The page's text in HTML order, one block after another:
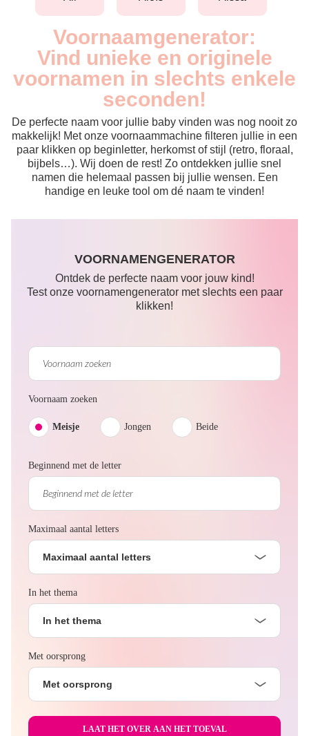
Voornaamgenerator:
Vind unieke en originele
voornamen in slechts enkele
seconden!
De perfecte naam voor jullie baby vinden was nog nooit zo
makkelijk! Met onze voornaammachine filteren jullie in een
paar klikken op beginletter, herkomst of stijl (retro, floraal,
bijbels…). Wij doen de rest! Zo ontdekken jullie snel
namen die helemaal passen bij jullie wensen. Een
handige en leuke tool om dé naam te vinden!
VOORNAMENGENERATOR
Ontdek de perfecte naam voor jouw kind!
Test onze voornamengenerator met slechts een paar
klikken!
Voornaam zoeken
Meisje Jongen Beide
Beginnend met de letter
Maximaal aantal letters
Maximaal aantal letters
In het thema
In het thema
Met oorsprong
Met oorsprong